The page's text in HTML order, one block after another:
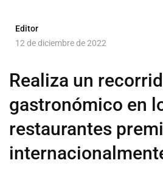
Editor
12 de diciembre de 2022
Realiza un
gastronómico en
restaurantes